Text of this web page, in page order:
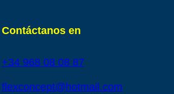
Contáctanos en
+34 968 08 08 87
flexconcept@hotmail.com